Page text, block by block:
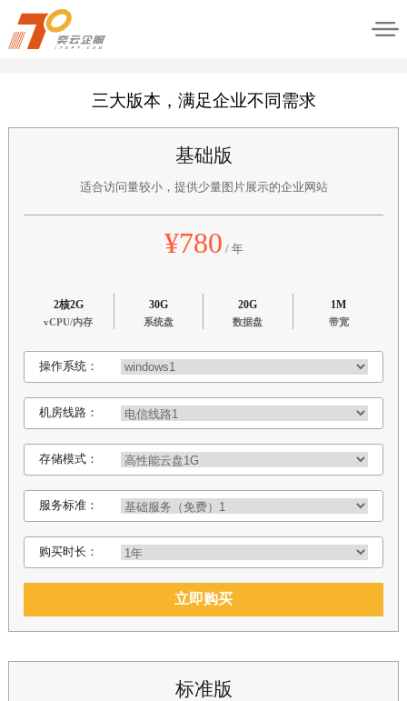
三大版本，满足企业不同需求
基础版
适合访问量较小，提供少量图片展示的企业网站
¥780 / 年
2核2G
vCPU/内存
30G
系统盘
20G
数据盘
1M
带宽
操作系统：
机房线路：
存储模式：
服务标准：
购买时长：
立即购买
标准版